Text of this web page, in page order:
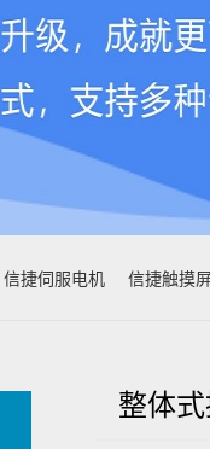
信捷伺服电机 信捷触摸
整体